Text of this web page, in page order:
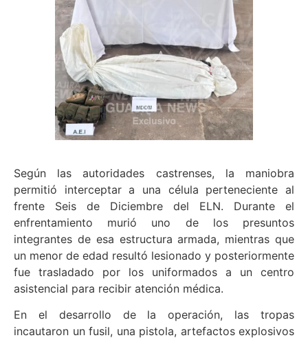
Según las autoridades castrenses, la maniobra
permitió interceptar a una célula perteneciente al
frente Seis de Diciembre del ELN. Durante el
enfrentamiento murió uno de los presuntos
integrantes de esa estructura armada, mientras que
un menor de edad resultó lesionado y posteriormente
fue trasladado por los uniformados a un centro
asistencial para recibir atención médica.
En el desarrollo de la operación, las tropas
incautaron un fusil, una pistola, artefactos explosivos